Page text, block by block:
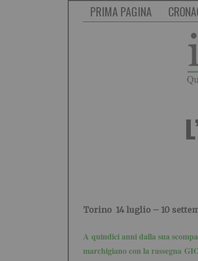
PRIMA PAGINA
Torino 14 luglio – 10
A quindici anni dalla sua
marchigiano con la rassegna